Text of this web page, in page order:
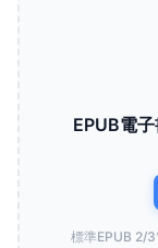
EPUB電
標準EPUB 2/